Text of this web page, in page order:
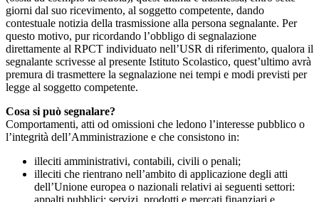
giorni dal suo ricevimento, al soggetto competente, dando
contestuale notizia della trasmissione alla persona segnalante. Per
questo motivo, pur ricordando l’obbligo di segnalazione
direttamente al RPCT individuato nell’USR di riferimento, qualora il
segnalante scrivesse al presente Istituto Scolastico, quest’ultimo avrà
premura di trasmettere la segnalazione nei tempi e modi previsti per
legge al soggetto competente.
Cosa si può segnalare?
Comportamenti, atti od omissioni che ledono l’interesse pubblico o
l’integrità dell’Amministrazione e che consistono in:
illeciti amministrativi, contabili, civili o penali;
illeciti che rientrano nell’ambito di applicazione degli atti
dell’Unione europea o nazionali relativi ai seguenti settori: